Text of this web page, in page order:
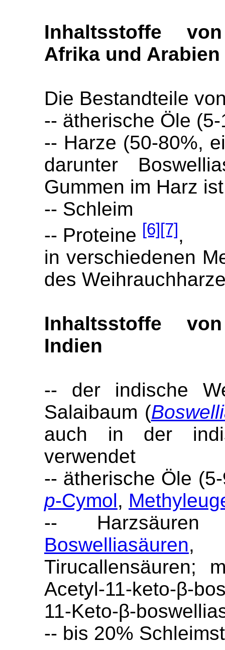
Inhaltsstoffe
Afrika und Arabien
Die Bestandteile
-- ätherische Öle
-- Harze (50-80%,
darunter
Gummen im Harz
-- Schleim
-- Proteine [6] [7] ,
in verschiedenen
des
Inhaltsstoffe
Indien
-- der indische
Salaibaum (
auch in der
verwendet
-- ätherische Öle
p-Cymol,
--
Boswelliasäuren,
Tirucallensäuren;
Acetyl-11-keto-β-
11-Keto-β-
-- bis 20%